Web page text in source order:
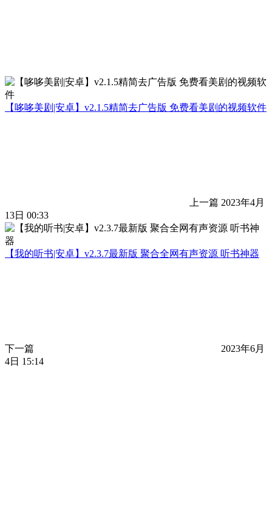
【哆哆美剧|安卓】v2.1.5精简去广告版 免费看美剧的视频软件
上一篇 2023年4月
13日 00:33
【我的听书|安卓】v2.3.7最新版 聚合全网有声资源 听书神器
下一篇
2023年6月
4日 15:14